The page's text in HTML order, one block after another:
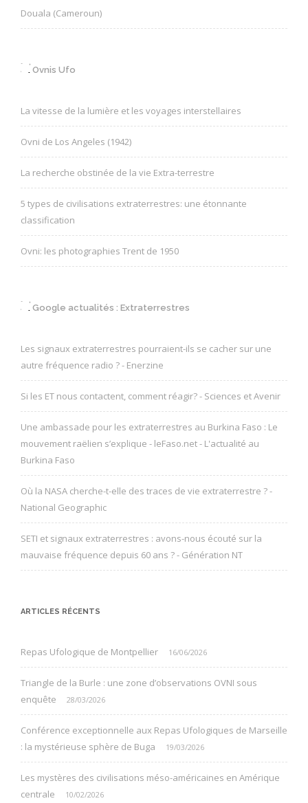
Douala (Cameroun)
Ovnis Ufo
La vitesse de la lumière et les voyages interstellaires
Ovni de Los Angeles (1942)
La recherche obstinée de la vie Extra-terrestre
5 types de civilisations extraterrestres: une étonnante
classification
Ovni: les photographies Trent de 1950
Google actualités : Extraterrestres
Les signaux extraterrestres pourraient-ils se cacher sur une
autre fréquence radio ? - Enerzine
Si les ET nous contactent, comment réagir? - Sciences et Avenir
Une ambassade pour les extraterrestres au Burkina Faso : Le
mouvement raëlien s’explique - leFaso.net - L'actualité au
Burkina Faso
Où la NASA cherche-t-elle des traces de vie extraterrestre ? -
National Geographic
SETI et signaux extraterrestres : avons-nous écouté sur la
mauvaise fréquence depuis 60 ans ? - Génération NT
ARTICLES RÉCENTS
Repas Ufologique de Montpellier 16/06/2026
Triangle de la Burle : une zone d’observations OVNI sous
enquête
28/03/2026
Conférence exceptionnelle aux Repas Ufologiques de Marseille
: la mystérieuse sphère de Buga
19/03/2026
Les mystères des civilisations méso-américaines en Amérique
centrale
10/02/2026